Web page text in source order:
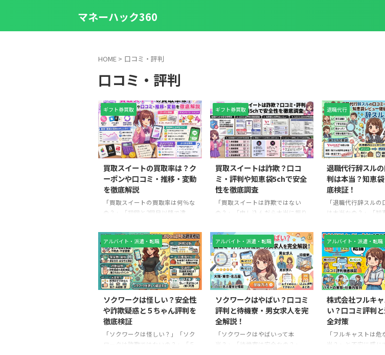
マネーハック360
HOME > 口コミ・評判
口コミ・評判
ギフト券買取
2026/6/24
買取スイートの買取率は？ク
ーポンや口コミ・推移・変動
を徹底解説
「買取スイートの買取率は何％な
の？」「初回と2回目以降で違
高く売れる？」と気になっていま
せんか。 買取スイートはAppleギ
フトカードやAmazonギフト券、
PayPayギフトカードなどに対応
したギフト券買取サービスです
が、買取率は常に一定ではありま
せん。ギフト券の種類や利用回
数、キャンペーンの有無、市場相
場などによって変動します。 この
記事では、買取スイートの買取率
の目安やギフト券ごとの違い、初
回・2回目以降の違いを詳しく解
ギフト券買取
2026/6/17
買取スイートは詐欺？口コ
ミ・評判や知恵袋5chで安全
性を徹底調査
「買取スイートは詐欺ではない
の？」「申し込んだら本当に振り
い評判はない？」と不安に感じて
いる方も多いでしょう。 Appleギ
フトカードやAmazonギフト券な
どの電子ギフト券買取サービスは
便利な反面、初めて利用する人に
とっては安全性が気になるもので
す。特に「買取スイート 詐欺」
「買取スイート 騙された」とい
ったキーワードで検索している方
は、申し込み直前の最終確認をし
ているケースがほとんどです。 こ
の記事では、買取スイートの安全
退職代行
退職代行辞スル
判は本当？知恵
底検証！
「退職代行辞スル
は本当なの？」「知
「本当に会社を辞め
と不安に感じていま
職代行サービスを利
生で何度もあること
め、実際に利用した
評判が気になるのは
に退職代行「辞スル
応やLINE相談が可能
して注目されていま
「怪しい」「本当に
の？」という声も見
こで本記事では、退
アルバイト・派遣・転職
2026/7/8
ソクワークは怪しい？安全性
や詐欺疑惑と５ちゃん評判を
徹底検証
「ソクワークは怪しい？」「ソク
ワークは詐欺ではないの？」「５
アルバイト・派遣・転職
2026/7/8
ソクワークはやばい？口コミ
評判と待機寮・男女求人を完
全解説！
「ソクワークはやばいって本
当？」「待機寮は安全なの？」
アルバイト・派遣・転職
株式会社フルキ
い？口コミ評判
全対策
「フルキャストは危
当？」と不安に感じ